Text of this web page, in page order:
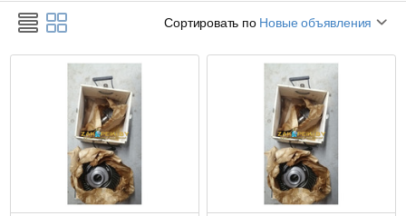
Сортировать по Новые объявления